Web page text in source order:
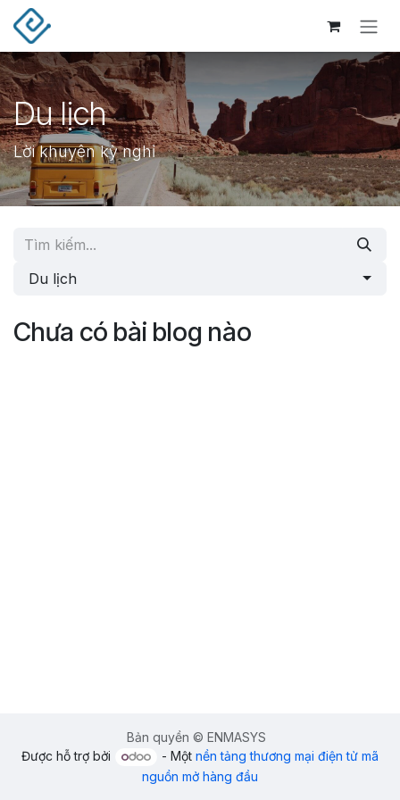
Bỏ qua để đến Nội dung
Du lịch
Lời khuyên kỳ nghỉ
Du lịch
Chưa có bài blog nào
Bản quyền © ENMASYS
Được hỗ trợ bởi
- Một nền tảng thương mại điện tử mã
nguồn mở hàng đầu